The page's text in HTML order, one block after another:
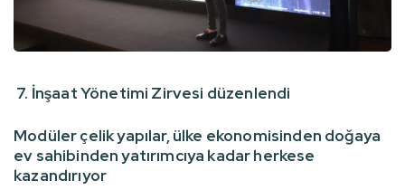
7. İnşaat Yönetimi Zirvesi düzenlendi
Modüler çelik yapılar, ülke ekonomisinden doğaya
ev sahibinden yatırımcıya kadar herkese
kazandırıyor